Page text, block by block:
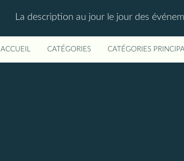
La description au jour le jour des
ACCUEIL CATÉGORIES CATÉGORIES